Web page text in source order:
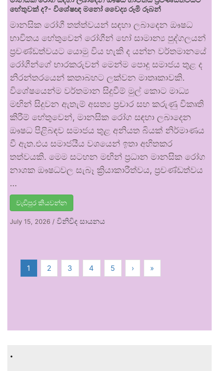
හේතුවක් ද?- විශේෂඥ මනෝ වෛද්‍ය රූමි රූබන්
මානසික රෝගී තත්ත්වයන් සඳහා ලබාදෙන ඖෂධ
භාවිතය හේතුවෙන් රෝගීන් හෝ සාමාන්‍ය පුද්ගලයන්
ප්‍රචණ්ඩත්වයට යොමු විය හැකි ද යන්න වර්තමානයේ
රෝගීන්ගේ භාරකරුවන් මෙන්ම පොදු සමාජය තුළ ද
නිරන්තරයෙන් කතාබහට ලක්වන මාතෘකාවකි.
විශේෂයෙන්ම වර්තමාන සිදුවීම් මුල් කොට මාධ්‍ය
මඟින් සිදුවන ඇතැම් අසත්‍ය ප්‍රචාර සහ කරුණු විකෘති
කිරීම් හේතුවෙන්, මානසික රෝග සඳහා ලබාදෙන
ඖෂධ පිළිබඳව සමාජය තුළ අනියත බියක් නිර්මාණය
වී ඇත.එය සමාජයීය වශයෙන් ඉතා අහිතකර
තත්වයකි. මෙම සටහන මඟින් ප්‍රධාන මානසික රෝග
නාශක ඖෂධවල සැබෑ ක්‍රියාකාරීත්වය, ප්‍රචණ්ඩත්වය
…
වැඩිපුර කියවන්න
July 15, 2026 / විනිවිද සායනය
1 2 3 4 5 › »
.